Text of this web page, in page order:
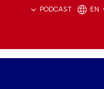
PODCAST EN